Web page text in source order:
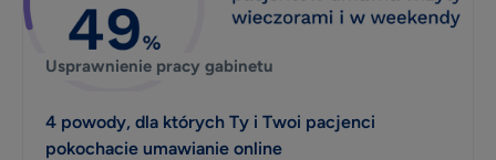
Usprawnienie pracy gabinetu
4 powody, dla których Ty i Twoi pacjenci
pokochacie umawianie online